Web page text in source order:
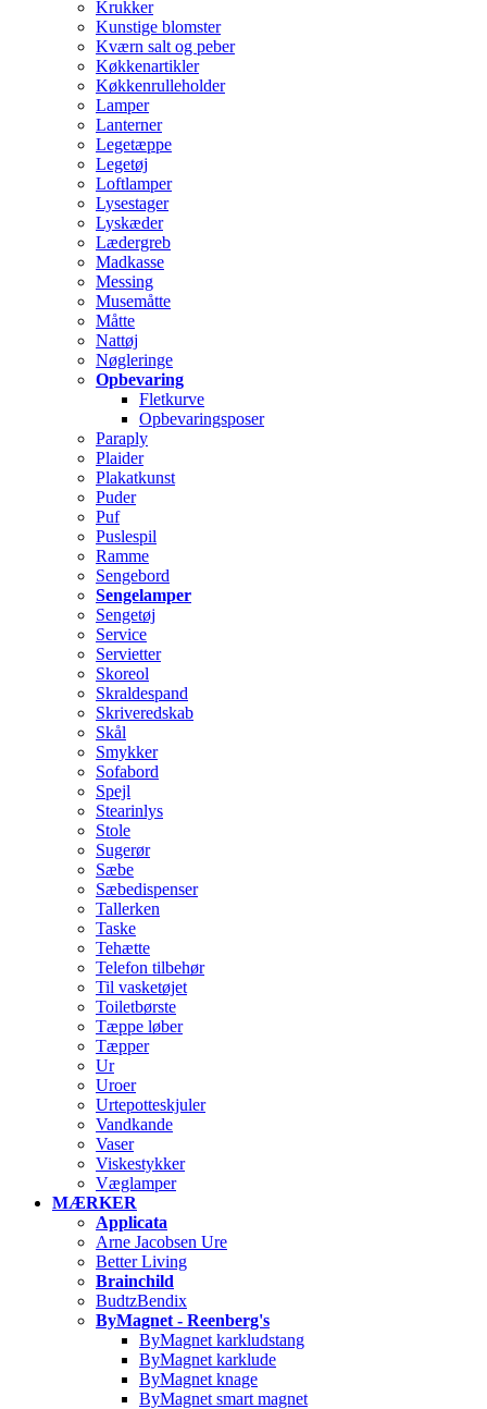
Krukker
Kunstige blomster
Kværn salt og peber
Køkkenartikler
Køkkenrulleholder
Lamper
Lanterner
Legetæppe
Legetøj
Loftlamper
Lysestager
Lyskæder
Lædergreb
Madkasse
Messing
Musemåtte
Måtte
Nattøj
Nøgleringe
Opbevaring
Fletkurve
Opbevaringsposer
Paraply
Plaider
Plakatkunst
Puder
Puf
Puslespil
Ramme
Sengebord
Sengelamper
Sengetøj
Service
Servietter
Skoreol
Skraldespand
Skriveredskab
Skål
Smykker
Sofabord
Spejl
Stearinlys
Stole
Sugerør
Sæbe
Sæbedispenser
Tallerken
Taske
Tehætte
Telefon tilbehør
Til vasketøjet
Toiletbørste
Tæppe løber
Tæpper
Ur
Uroer
Urtepotteskjuler
Vandkande
Vaser
Viskestykker
Væglamper
MÆRKER
Applicata
Arne Jacobsen Ure
Better Living
Brainchild
BudtzBendix
ByMagnet - Reenberg's
ByMagnet karkludstang
ByMagnet karklude
ByMagnet knage
ByMagnet smart magnet